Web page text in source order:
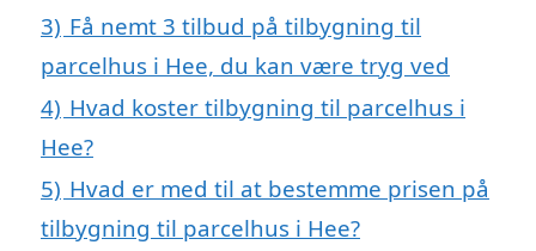
3) Få nemt 3 tilbud på tilbygning til
parcelhus i Hee, du kan være tryg ved
4) Hvad koster tilbygning til parcelhus i
Hee?
5) Hvad er med til at bestemme prisen på
tilbygning til parcelhus i Hee?